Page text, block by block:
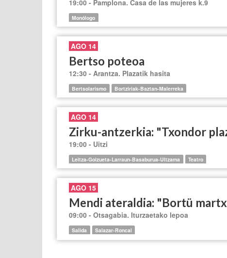
19:00 - Pamplona. Casa de las mujeres k.9
Monólogo
AGO 14
Bertso poteoa
12:30 - Arantza. Plazatik hasita
Bertsolarismo Bortziriak-Baztan-Malerreka
AGO 14
Zirku-antzerkia: "Txondor
19:00 - Uitzi
Leitza-Goizueta-Larraun-Basaburua-Ultzama Teatro
AGO 15
Mendi ateraldia: "Bortü
09:00 - Otsagabia. Iturzaetako lepoa
Salida Salazar-Roncal